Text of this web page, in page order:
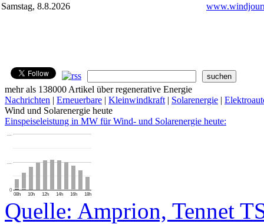
Samstag, 8.8.2026
mehr als 138000 Artikel über regenerative Energie
Nachrichten | Erneuerbare | Kleinwindkraft | Solarenergie |
Wind und Solarenergie heute
Einspeiseleistung in MW für Wind- und Solarenergie heute:
08h 10h 12h 14h 16h 18h
0
…
…
Quelle: Amprion, Tennet